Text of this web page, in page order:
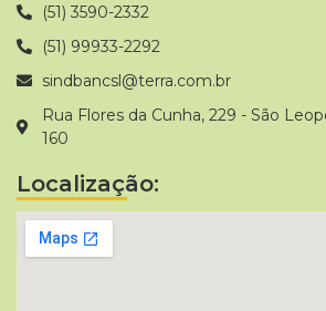
(51) 3590-2332
(51) 99933-2292
sindbancsl@terra.com.br
Rua Flores da Cunha, 229 - São
160
Localização: